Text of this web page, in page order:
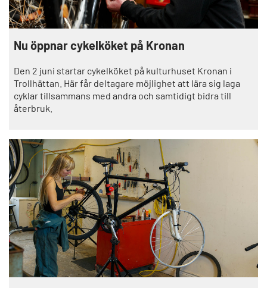
Nu öppnar cykelköket på Kronan
Den 2 juni startar cykelköket på kulturhuset Kronan i
Trollhättan. Här får deltagare möjlighet att lära sig laga
cyklar tillsammans med andra och samtidigt bidra till
återbruk.